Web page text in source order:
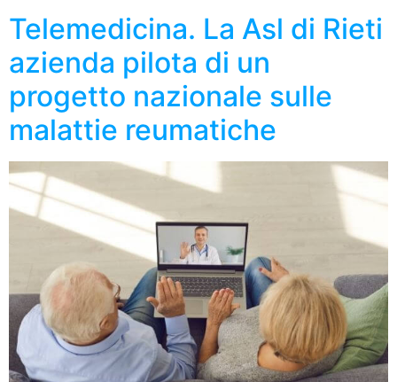
Telemedicina. La Asl di Rieti
azienda pilota di un
progetto nazionale sulle
malattie reumatiche